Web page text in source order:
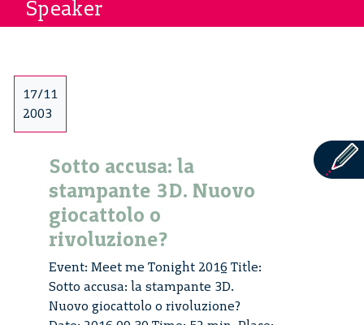
Speaker
17/11
2003
Sotto accusa: la
stampante 3D. Nuovo
giocattolo o
rivoluzione?
Event: Meet me Tonight 2016 Title:
Sotto accusa: la stampante 3D.
Nuovo giocattolo o rivoluzione?